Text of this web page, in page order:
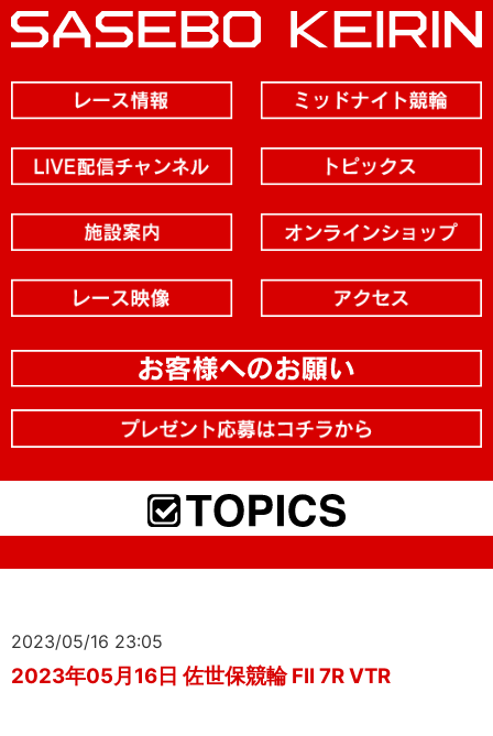
2023/05/16 23:05
2023年05月16日 佐世保競輪 FII 7R VTR